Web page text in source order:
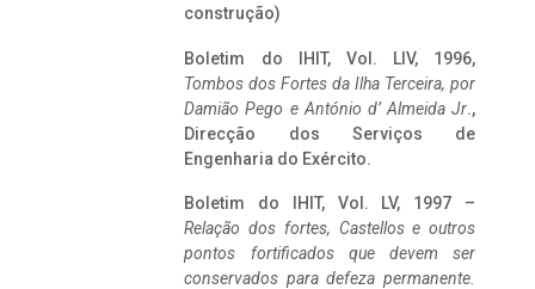
construção)
Boletim do IHIT, Vol. LIV, 1996,
Tombos dos Fortes da Ilha Terceira, por
Damião Pego e António d’ Almeida Jr.,
Direcção dos Serviços de
Engenharia do Exército.
Boletim do IHIT, Vol. LV, 1997 –
Relação dos fortes, Castellos e outros
pontos fortificados que devem ser
conservados para defeza permanente.